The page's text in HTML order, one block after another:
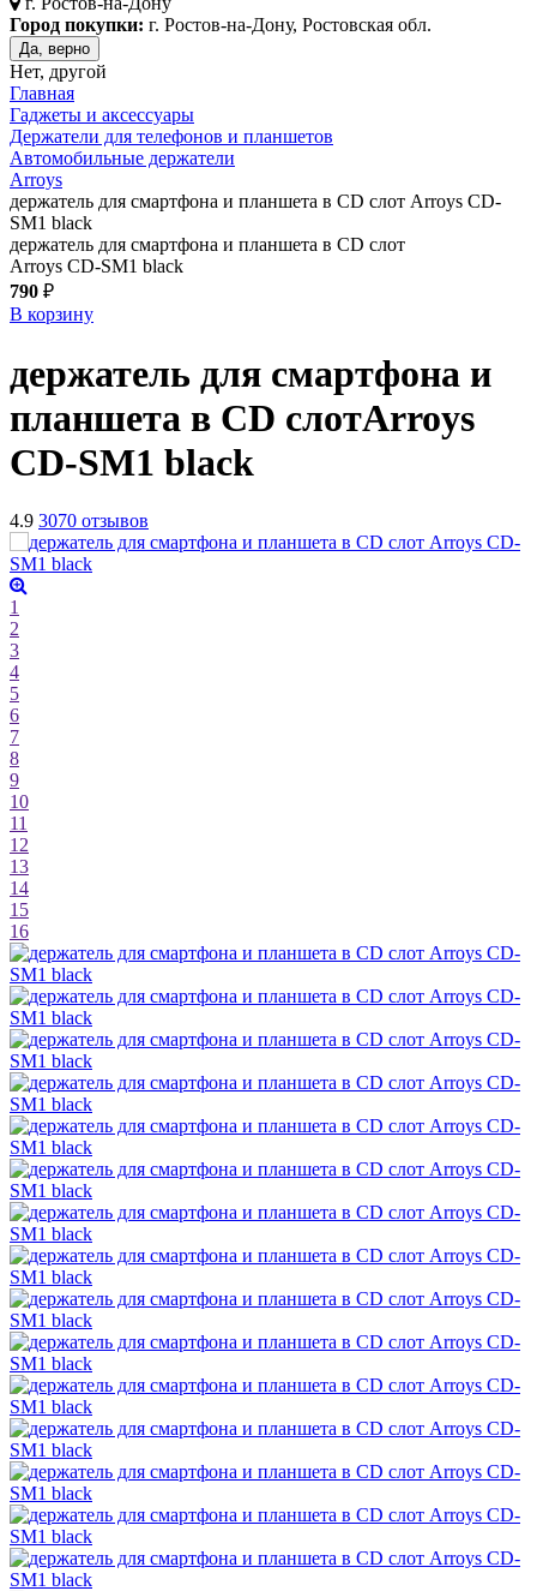
Город покупки: г. Ростов-на-Дону, Ростовская обл.
Да, верно
Нет, другой
Главная
Гаджеты и аксессуары
Держатели для телефонов и планшетов
Автомобильные держатели
Arroys
держатель для смартфона и планшета в CD слот Arroys CD-
SM1 black
держатель для смартфона и планшета в CD слот
Arroys CD-SM1 black
790 ₽
В корзину
держатель для смартфона и
планшета в CD слотArroys
CD-SM1 black
4.9 3070 отзывов
1
2
3
4
5
6
7
8
9
10
11
12
13
14
15
16